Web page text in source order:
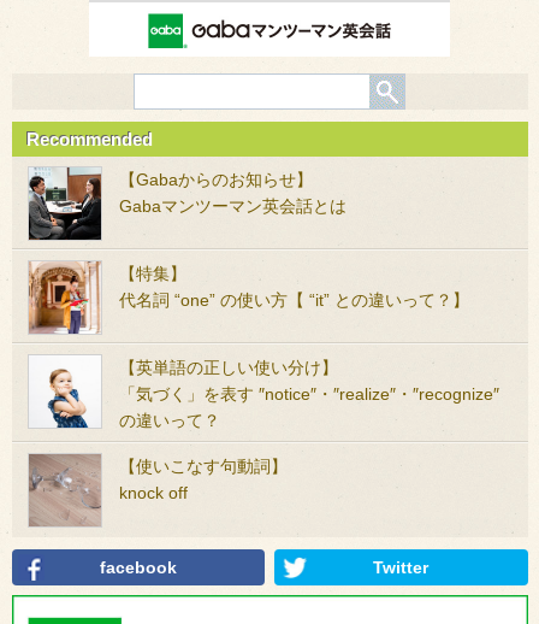
Recommended
【Gabaからのお知らせ】
Gabaマンツーマン英会話とは
【特集】
代名詞 “one” の使い方【 “it” との違いって？】
【英単語の正しい使い分け】
「気づく」を表す ″notice″・″realize″・″recognize″
の違いって？
【使いこなす句動詞】
knock off
facebook Twitter